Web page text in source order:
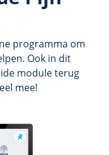
programma om
Ook in dit
module terug
mee!